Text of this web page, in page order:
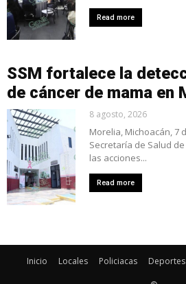
Read more
SSM fortalece la
de cáncer de mama en
8 agosto, 2026
Morelia, Michoacán, 7
Secretaría de Salud
las acciones...
Read more
Inicio Locales Policiacas Deportes